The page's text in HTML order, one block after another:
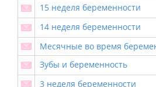
15 неделя беременности
14 неделя беременности
Месячные во время
Зубы и беременность
3 неделя беременности